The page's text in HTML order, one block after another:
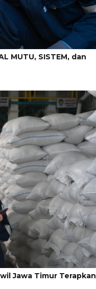
MUTU, SISTEM, dan
Jawa Timur Terapkan